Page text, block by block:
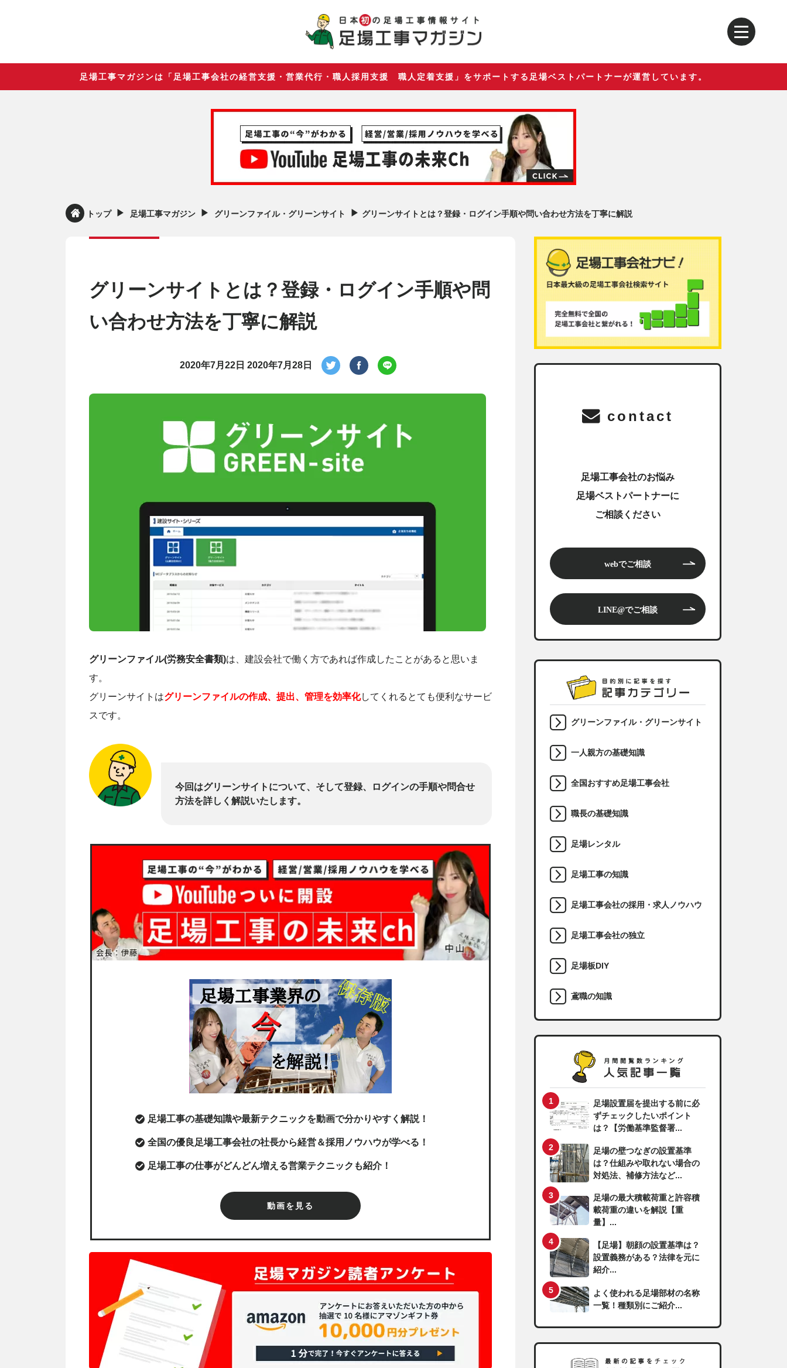
足場工事マガジンは「足場工事会社の経営支援・営業代行・職人採用支援 職人定着支援」をサポートする足場ベストパートナーが運営しています。
トップ ▶︎ 足場工事マガジン ▶︎ グリーンファイル・グリーンサイト ▶︎ グリーンサイトとは？登録・ログイン手順や問い合わせ方法を丁寧に解説
グリーンサイトとは？登録・ログイン手順や問
い合わせ方法を丁寧に解説
2020年7月22日 2020年7月28日
グリーンファイル(労務安全書類)は、建設会社で働く方であれば作成したことがあると思いま
す。
グリーンサイトはグリーンファイルの作成、提出、管理を効率化してくれるとても便利なサービ
スです。
今回はグリーンサイトについて、そして登録、ログインの手順や問合せ
方法を詳しく解説いたします。
足場工事の基礎知識や最新テクニックを動画で分かりやすく解説！
全国の優良足場工事会社の社長から経営＆採用ノウハウが学べる！
足場工事の仕事がどんどん増える営業テクニックも紹介！
動画を見る
contact
足場工事会社のお悩み
足場ベストパートナーに
ご相談ください
webでご相談
LINE@でご相談
グリーンファイル・グリーンサイト
一人親方の基礎知識
全国おすすめ足場工事会社
職長の基礎知識
足場レンタル
足場工事の知識
足場工事会社の採用・求人ノウハウ
足場工事会社の独立
足場板DIY
鳶職の知識
足場設置届を提出する前に必
ずチェックしたいポイント
は？【労働基準監督署...
足場の壁つなぎの設置基準
は？仕組みや取れない場合の
対処法、補修方法など...
足場の最大積載荷重と許容積
載荷重の違いを解説【重
量】...
【足場】朝顔の設置基準は？
設置義務がある？法律を元に
紹介...
よく使われる足場部材の名称
一覧！種類別にご紹介...